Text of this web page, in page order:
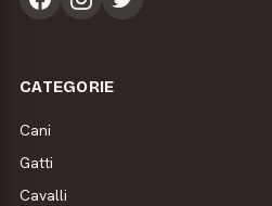
CATEGORIE
Cani
Gatti
Cavalli